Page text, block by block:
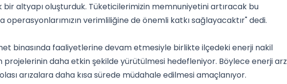
altyapı oluşturduk. Tüketicilerimizin memnuniyetini artıracak bu
operasyonlarımızın verimliliğine de önemli katkı sağlayacaktır" dedi.
binasında faaliyetlerine devam etmesiyle birlikte ilçedeki enerji nakil
projelerinin daha etkin şekilde yürütülmesi hedefleniyor. Böylece enerji arz
arızalara daha kısa sürede müdahale edilmesi amaçlanıyor.